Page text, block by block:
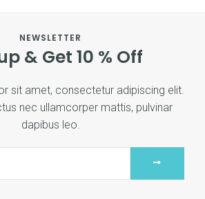
NEWSLETTER
& Get 10 % Off
sit amet, consectetur adipiscing elit.
nec ullamcorper mattis, pulvinar
dapibus leo.